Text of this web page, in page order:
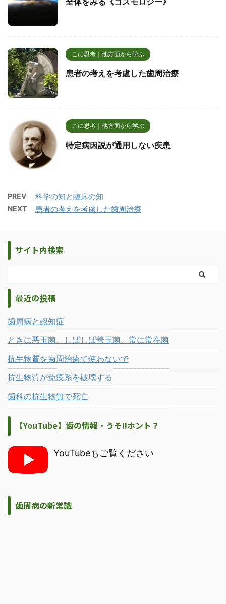
こに思考｜他方面から学ぶ
患者の考えを考慮した歯周治療
こに思考｜他方面から学ぶ
特定病因説が通用しない疾患
PREV 科学の知と臨床の知
NEXT 患者の考えを考慮した歯周治療
サイト内検索
最近の投稿
歯周病と認知症
ときに悪玉菌、しばしば善玉菌、常に常在菌
抗生物質を歯周治療で使わないで
抗生物質が免疫系を破壊する
歯科の抗生物質で死亡
【YouTube】歯の情報・うそ!!ホント？
YouTubeもご覧ください
歯周病の新常識